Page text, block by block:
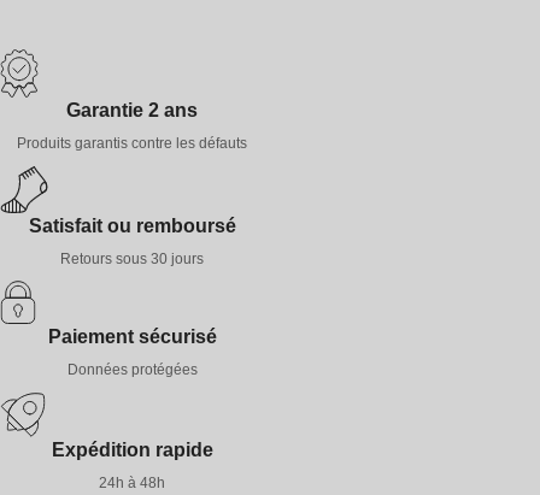
Garantie 2 ans
Produits garantis contre les défauts
Satisfait ou remboursé
Retours sous 30 jours
Paiement sécurisé
Données protégées
Expédition rapide
24h à 48h